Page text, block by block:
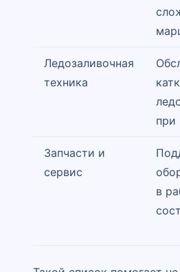
Ледозаливочная
техника
при
Запчасти и
сервис
в